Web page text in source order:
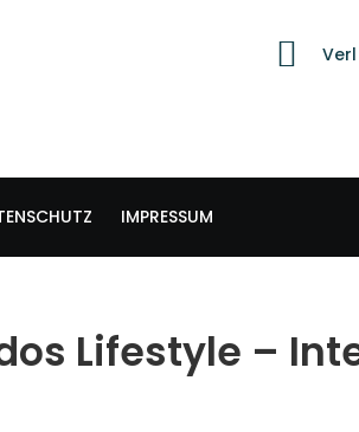
IMPRESSUM
Lifestyle –